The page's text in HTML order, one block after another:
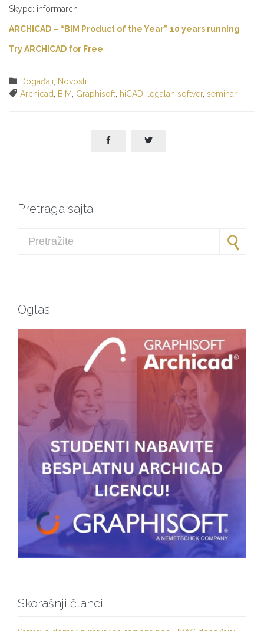
Skype: informarch
ARCHICAD – “BIM Product of the Year” 10 years running
Try ARCHICAD for Free
 Category
Događaji, Novosti
 Tags
Archicad, BIM, Graphisoft, hiCAD, legalan softver, seminar
 
Pretraga sajta
Oglas
Skorašnji članci